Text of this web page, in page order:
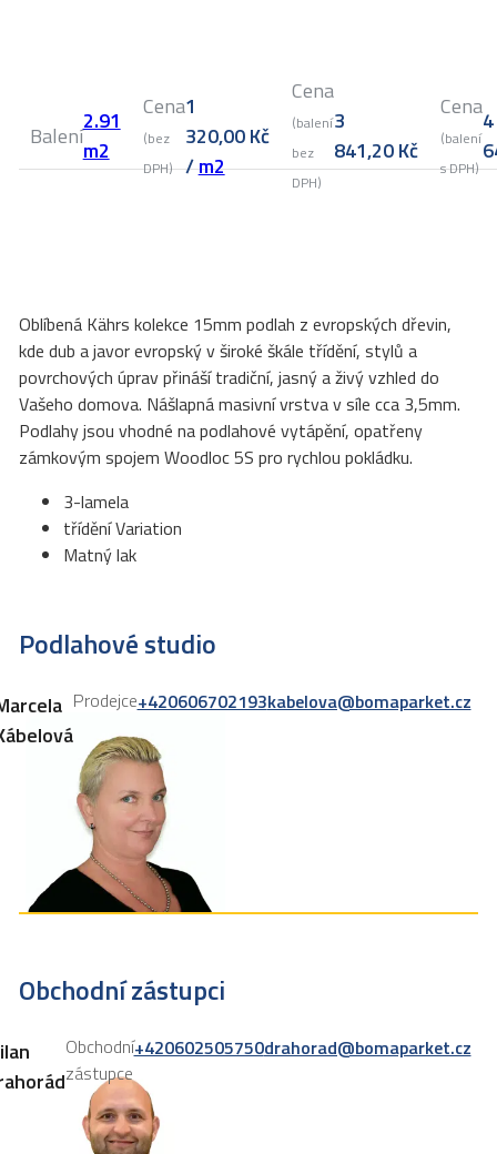
Balení2.91
m2
Cena
(bez
DPH)
1
320,00Kč
/m2
Cena
(balení
bez
DPH)
3
841,20Kč
Cena
(balení
s DPH)
4
Oblíbená Kährs kolekce 15mm podlah z evropských dřevin,
kde dub a javor evropský v široké škále třídění, stylů a
povrchových úprav přináší tradiční, jasný a živý vzhled do
Vašeho domova. Nášlapná masivní vrstva v síle cca 3,5mm.
Podlahy jsou vhodné na podlahové vytápění, opatřeny
zámkovým spojem Woodloc 5S pro rychlou pokládku.
3-lamela
třídění Variation
Matný lak
Podlahové studio
Prodejce+420606702193kabelova@bomaparket.cz
Obchodní zástupci
Obchodní
zástupce
+420602505750drahorad@bomaparket.cz